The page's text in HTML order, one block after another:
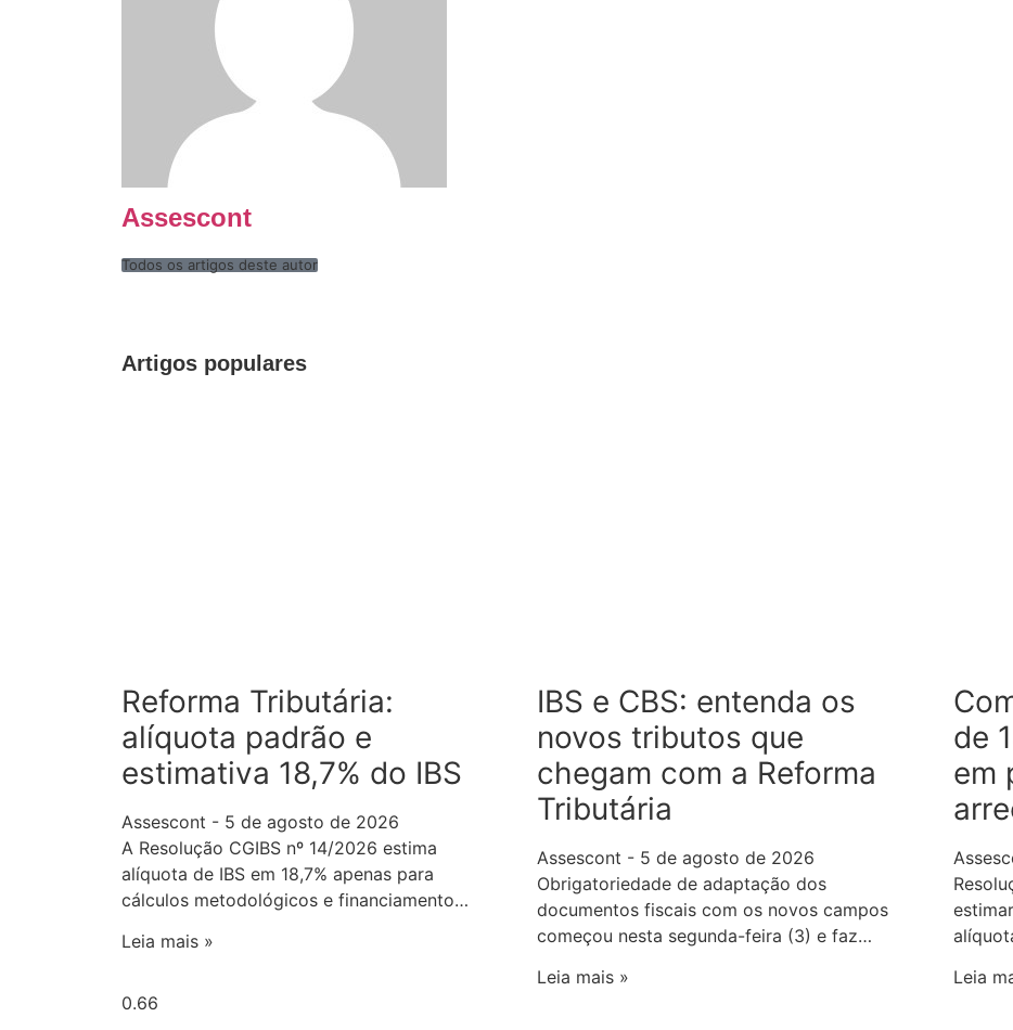
Assescont
Todos os artigos deste autor
Artigos populares
Reforma Tributária:
alíquota padrão e
estimativa 18,7% do IBS
Assescont
5 de agosto de 2026
A Resolução CGIBS nº 14/2026 estima
alíquota de IBS em 18,7% apenas para
cálculos metodológicos e financiamento…
Leia mais »
IBS e CBS: entenda os
novos tributos que
chegam com a Reforma
Tributária
Assescont
5 de agosto de 2026
Obrigatoriedade de adaptação dos
documentos fiscais com os novos campos
começou nesta segunda-feira (3) e faz…
Leia mais »
de
em
Leia